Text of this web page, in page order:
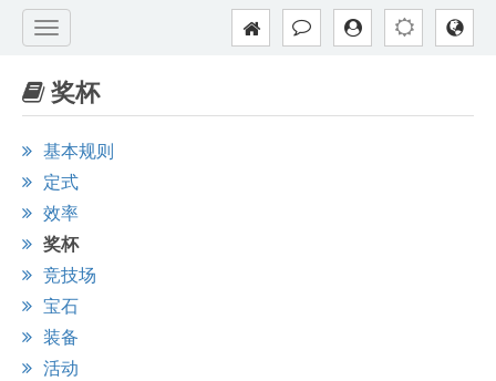
奖杯
基本规则
定式
效率
奖杯
竞技场
宝石
装备
活动